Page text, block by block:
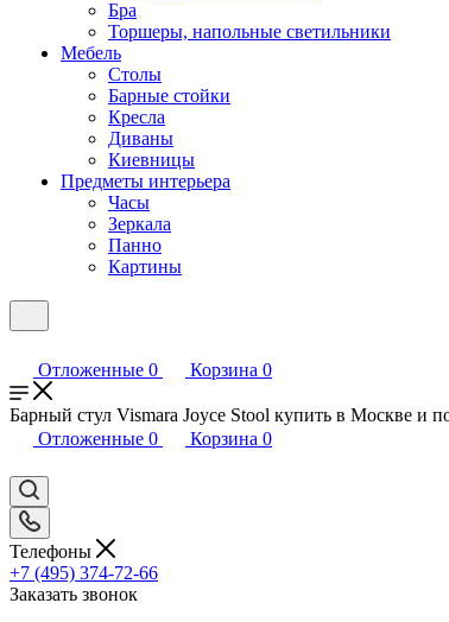
Бра
Торшеры, напольные светильники
Мебель
Столы
Барные стойки
Кресла
Диваны
Киевницы
Предметы интерьера
Часы
Зеркала
Панно
Картины
Отложенные 0 Корзина 0
Барный стул Vismara Joyce Stool купить в Москве и
Отложенные 0 Корзина 0
Телефоны
+7 (495) 374-72-66
Заказать звонок